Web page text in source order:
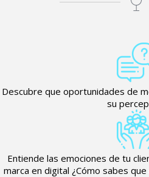
Descubre que oportunidades de
su
Entiende las emociones de tu
marca en digital ¿Cómo sabes